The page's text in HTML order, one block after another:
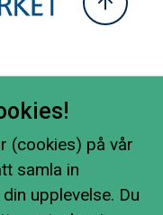
(cookies) på vår
samla in
upplevelse. Du